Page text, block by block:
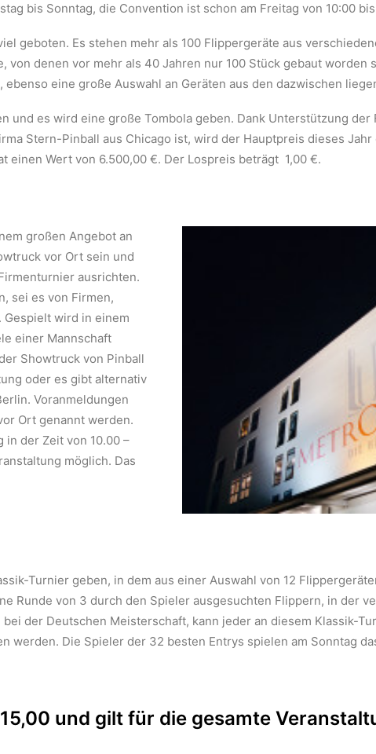
bis Sonntag, die Convention ist schon am Freitag von 10:00
geboten. Es stehen mehr als 100 Flippergeräte aus
von denen vor mehr als 40 Jahren nur 100 Stück gebaut worden
ebenso eine große Auswahl an Geräten aus den dazwischen
es wird eine große Tombola geben. Dank Unterstützung der
Stern-Pinball aus Chicago ist, wird der Hauptpreis dieses Jahr
einen Wert von 6.500,00 €. Der Lospreis beträgt 1,00 €.
großen Angebot an
vor Ort sein und
ausrichten.
sei es von Firmen,
wird in einem
einer Mannschaft
Showtruck von Pinball
oder es gibt alternativ
Voranmeldungen
Ort genannt werden.
in der Zeit von 10.00 –
möglich. Das
Turnier geben, in dem aus einer Auswahl von 12
Runde von 3 durch den Spieler ausgesuchten Flippern, in der
der Deutschen Meisterschaft, kann jeder an diesem Klassik-
werden. Die Spieler der 32 besten Entrys spielen am Sonntag
und gilt für die gesamte